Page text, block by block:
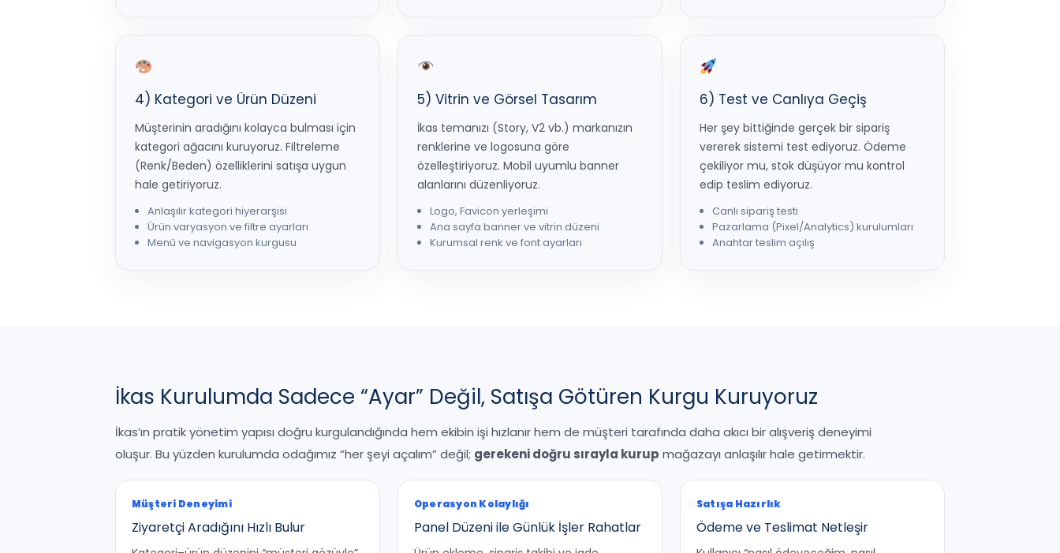
4) Kategori ve Ürün Düzeni
Müşterinin aradığını kolayca bulması için
kategori ağacını kuruyoruz. Filtreleme
(Renk/Beden) özelliklerini satışa uygun
hale getiriyoruz.
Anlaşılır kategori hiyerarşisi
Ürün varyasyon ve filtre ayarları
Menü ve navigasyon kurgusu
5) Vitrin ve Görsel Tasarım
İkas temanızı (Story, V2 vb.) markanızın
renklerine ve logosuna göre
özelleştiriyoruz. Mobil uyumlu banner
alanlarını düzenliyoruz.
Logo, Favicon yerleşimi
Ana sayfa banner ve vitrin düzeni
Kurumsal renk ve font ayarları
6) Test ve Canlıya Geçiş
Her şey bittiğinde gerçek bir sipariş
vererek sistemi test ediyoruz. Ödeme
çekiliyor mu, stok düşüyor mu kontrol
edip teslim ediyoruz.
Canlı sipariş testi
Pazarlama (Pixel/Analytics) kurulumları
Anahtar teslim açılış
İkas Kurulumda Sadece “Ayar” Değil, Satışa Götüren Kurgu Kuruyoruz
İkas’ın pratik yönetim yapısı doğru kurgulandığında hem ekibin işi hızlanır hem de müşteri tarafında daha akıcı bir alışveriş deneyimi
oluşur. Bu yüzden kurulumda odağımız “her şeyi açalım” değil; gerekeni doğru sırayla kurup mağazayı anlaşılır hale getirmektir.
Müşteri Deneyimi
Ziyaretçi Aradığını Hızlı Bulur
Operasyon Kolaylığı
Panel Düzeni ile Günlük İşler Rahatlar
Satışa Hazırlık
Ödeme ve Teslimat Netleşir